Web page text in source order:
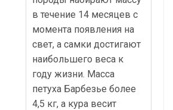
в течение 14 месяцев с
момента появления на
свет, а самки достигают
наибольшего веса к
году жизни. Масса
петуха Барбезье более
4,5 кг, а кура весит